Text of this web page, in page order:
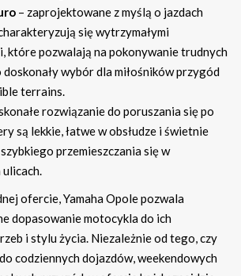
– zaprojektowane z myślą o jazdach
się wytrzymałymi
które pozwalają na pokonywanie trudnych
doskonały wybór dla miłośników przygód
terrains.
rozwiązanie do poruszania się po
są lekkie, łatwe w obsłudze i świetnie
przemieszczania się w
ulicach.
ofercie, Yamaha Opole pozwala
dopasowanie motocykla do ich
i stylu życia. Niezależnie od tego, czy
codziennych dojazdów, weekendowych